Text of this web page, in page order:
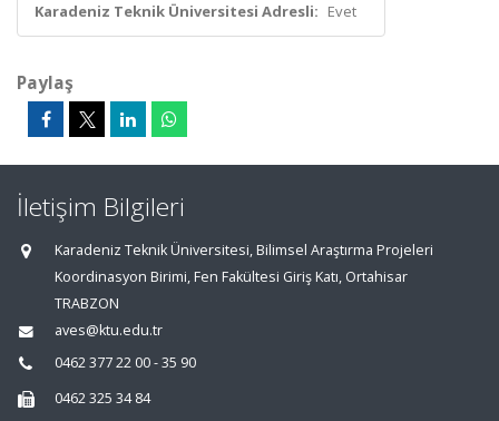
Karadeniz Teknik Üniversitesi Adresli: Evet
Paylaş
İletişim Bilgileri
Karadeniz Teknik Üniversitesi, Bilimsel Araştırma Projeleri
Koordinasyon Birimi, Fen Fakültesi Giriş Katı, Ortahisar
TRABZON
aves@ktu.edu.tr
0462 377 22 00 - 35 90
0462 325 34 84